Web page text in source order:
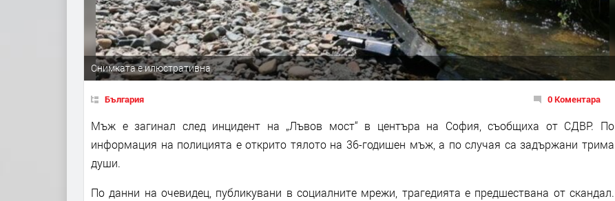
Снимката е илюстративна
България 0 Коментара
Мъж е загинал след инцидент на „Лъвов мост“ в центъра на София, съобщиха от СДВР. По
информация на полицията е открито тялото на 36-годишен мъж, а по случая са задържани трима
души.
По данни на очевидец, публикувани в социалните мрежи, трагедията е предшествана от скандал.